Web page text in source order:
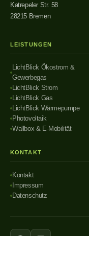
Katrepeler Str. 58
28215 Bremen
LEISTUNGEN
LichtBlick Ökostrom &
Gewerbegas
LichtBlick Strom
LichtBlick Gas
LichtBlick Wärmepumpe
Photovoltaik
Wallbox & E-Mobilität
KONTAKT
Kontakt
Impressum
Datenschutz